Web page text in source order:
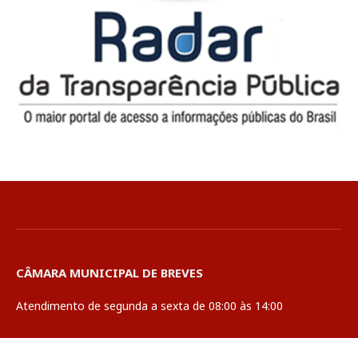
CÂMARA MUNICIPAL DE BREVES
Atendimento de segunda a sexta de 08:00 às 14:00